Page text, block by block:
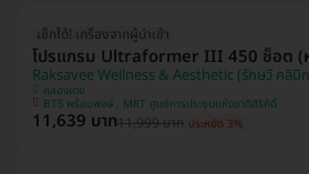
เช็กได้! เครื่องจากผู้นำเข้า
โปรแกรม Ultraformer III 450 ช็อต (
Raksavee Wellness & Aesthetic (รักษวี คลินิ
คลองเตย
BTS พร้อมพงษ์ , MRT ศูนย์การประชุมแห่งชาติสิริกิติ์
11,639 บาท11,999 บาท ประหยัด 3%